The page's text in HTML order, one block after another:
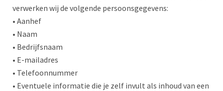
verwerken wij de volgende persoonsgegevens:
• Aanhef
• Naam
• Bedrijfsnaam
• E-mailadres
• Telefoonnummer
• Eventuele informatie die je zelf invult als inhoud van een